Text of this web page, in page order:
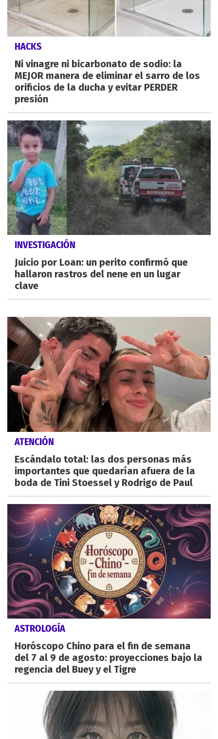
HACKS
Ni vinagre ni bicarbonato de sodio: la
MEJOR manera de eliminar el sarro de los
orificios de la ducha y evitar PERDER
presión
INVESTIGACIÓN
Juicio por Loan: un perito confirmó que
hallaron rastros del nene en un lugar
clave
ATENCIÓN
Escándalo total: las dos personas más
importantes que quedarían afuera de la
boda de Tini Stoessel y Rodrigo de Paul
ASTROLOGÍA
Horóscopo Chino para el fin de semana
del 7 al 9 de agosto: proyecciones bajo la
regencia del Buey y el Tigre